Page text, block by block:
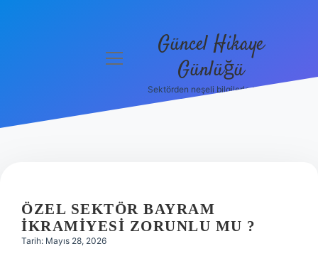
Hakkımızda
menüyü
Güncel Hikaye
Günlüğü
Sektörden neşeli bilgilerle tanış!
ÖZEL SEKTÖR BAYRAM
IKRAMIYESI ZORUNLU MU ?
Tarih: Mayıs 28, 2026